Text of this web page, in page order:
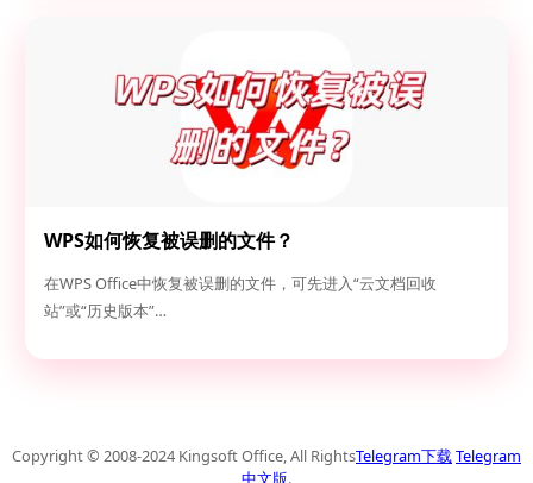
WPS如何恢复被误删的文件？
在WPS Office中恢复被误删的文件，可先进入“云文档回收
站”或“历史版本”…
Copyright © 2008-2024 Kingsoft Office, All RightsTelegram下载Telegram
中文版.